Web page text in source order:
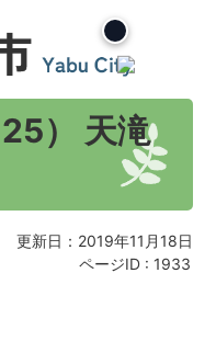
） 天滝
更新日：2019年11月18日
ページID : 1933